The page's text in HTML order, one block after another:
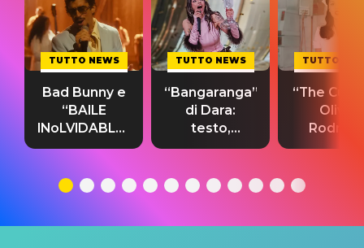
TUTTO NEWS
Bad Bunny e
“BAILE
INoLVIDABLE”:
testo,
significato
TUTTO NEWS
“Bangaranga”
di Dara:
testo,
traduzione e
del singolo
TUTTO
“The
Olivia
testo,